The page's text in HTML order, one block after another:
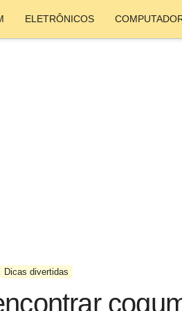
ELETRÔNICOS
Dicas divertidas